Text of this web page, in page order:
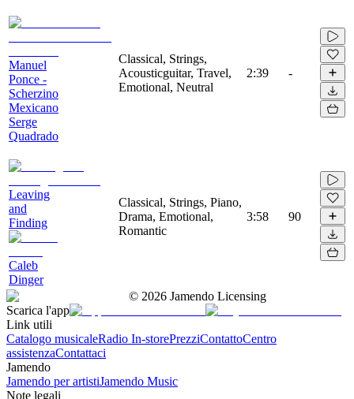
Manuel
Ponce -
Scherzino
Mexicano
Serge
Quadrado
Classical, Strings,
Acousticguitar, Travel,
Emotional, Neutral
2:39 -
Leaving
and
Finding
Caleb
Dinger
Classical, Strings, Piano,
Drama, Emotional,
Romantic
3:58 90
© 2026 Jamendo Licensing
Scarica l'app
Link utili
Catalogo musicaleRadio In-storePrezziContattoCentro
assistenzaContattaci
Jamendo
Jamendo per artistiJamendo Music
Note legali